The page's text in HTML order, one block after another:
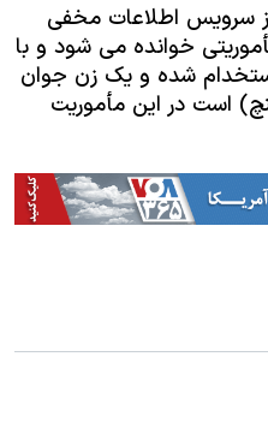
سرویس اطلاعات مخفی
خوانده می شود و با
زن جوان
است در این مأموریت